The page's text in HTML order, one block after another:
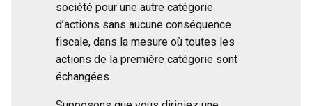
société pour une autre catégorie
d’actions sans aucune conséquence
fiscale, dans la mesure où toutes les
actions de la première catégorie sont
échangées.